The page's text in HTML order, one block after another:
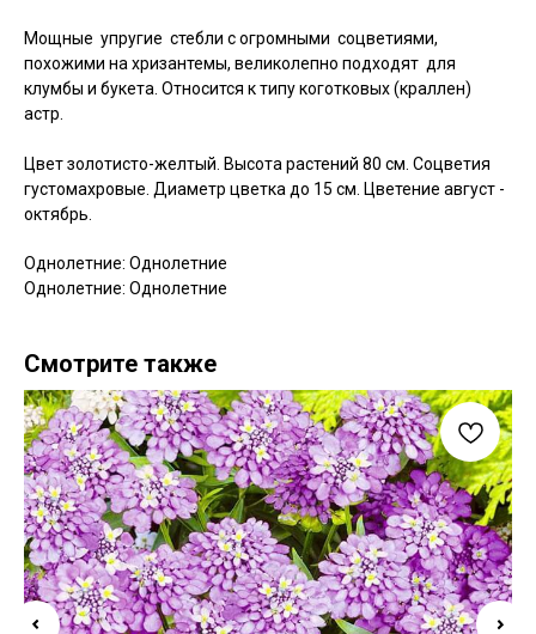
Мощные упругие стебли с огромными соцветиями,
похожими на хризантемы, великолепно подходят для
клумбы и букета. Относится к типу коготковых (краллен)
астр.
Цвет золотисто-желтый. Высота растений 80 см. Соцветия
густомахровые. Диаметр цветка до 15 см. Цветение август -
октябрь.
Однолетние: Однолетние
Однолетние: Однолетние
Смотрите также